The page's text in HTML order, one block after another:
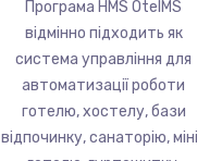
Програма HMS OtelMS
відмінно підходить як
система управління для
автоматизації роботи
готелю, хостелу, бази
відпочинку, санаторію,